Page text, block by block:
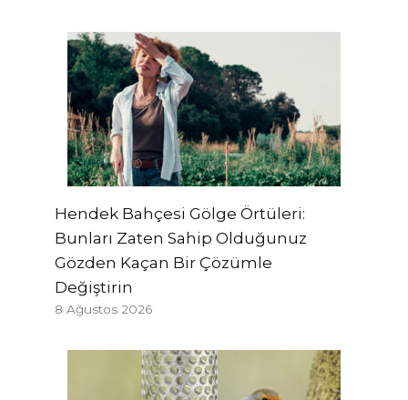
Hendek Bahçesi Gölge Örtüleri:
Bunları Zaten Sahip Olduğunuz
Gözden Kaçan Bir Çözümle
Değiştirin
8 Ağustos 2026